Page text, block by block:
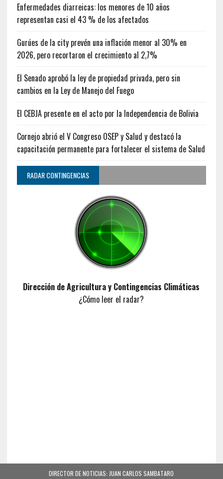
Enfermedades diarreicas: los menores de 10 años
representan casi el 43 % de los afectados
Gurúes de la city prevén una inflación menor al 30% en
2026, pero recortaron el crecimiento al 2,7%
El Senado aprobó la ley de propiedad privada, pero sin
cambios en la Ley de Manejo del Fuego
El CEBJA presente en el acto por la Independencia de Bolivia
Cornejo abrió el V Congreso OSEP y Salud y destacó la
capacitación permanente para fortalecer el sistema de Salud
RADAR CONTINGENCIAS
Dirección de Agricultura y Contingencias Climáticas
¿Cómo leer el radar?
DIRECTOR DE NOTICIAS: JUAN CARLOS SAMBATARO